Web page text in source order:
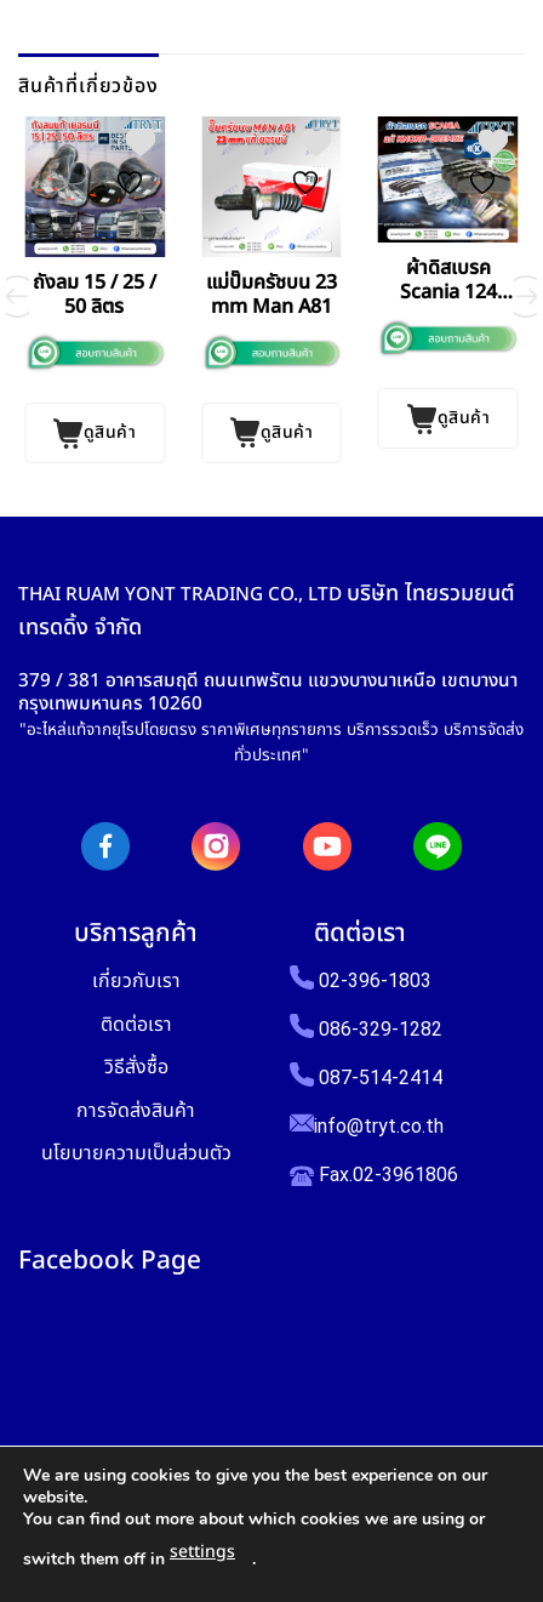
สินค้าที่เกี่ยวข้อง
ถังลม 15 / 25 /
50 ลิตร
ดูสินค้า
แม่ปั๊มครัชบน 23
mm Man A81
ดูสินค้า
ผ้าดิสเบรค
Scania 124
Man R37
ดูสินค้า
THAI RUAM YONT TRADING CO., LTD บริษัท ไทยรวมยนต์
เทรดดิ้ง จำกัด
379 / 381 อาคารสมฤดี ถนนเทพรัตน แขวงบางนาเหนือ เขตบางนา
กรุงเทพมหานคร 10260
"อะไหล่แท้จากยุโรปโดยตรง ราคาพิเศษทุกรายการ บริการรวดเร็ว บริการจัดส่ง
ทั่วประเทศ"
บริการลูกค้า
เกี่ยวกับเรา
ติดต่อเรา
วิธีสั่งซื้อ
การจัดส่งสินค้า
นโยบายความเป็นส่วนตัว
ติดต่อเรา
02-396-1803
086-329-1282
087-514-2414
info@tryt.co.th
Fax.02-3961806
Facebook Page
We are using cookies to give you the best experience on our
website.
You can find out more about which cookies we are using or
switch them off in settings .